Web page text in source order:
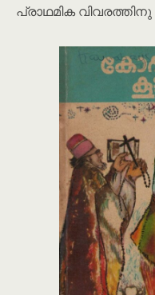
പ്രാഥമിക വിവരത്തിനു